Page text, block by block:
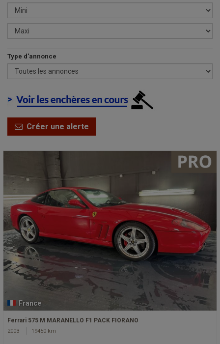
Type d'annonce
Créer une alerte
France
Ferrari 575 M MARANELLO F1 PACK FIORANO
2003 19450 km